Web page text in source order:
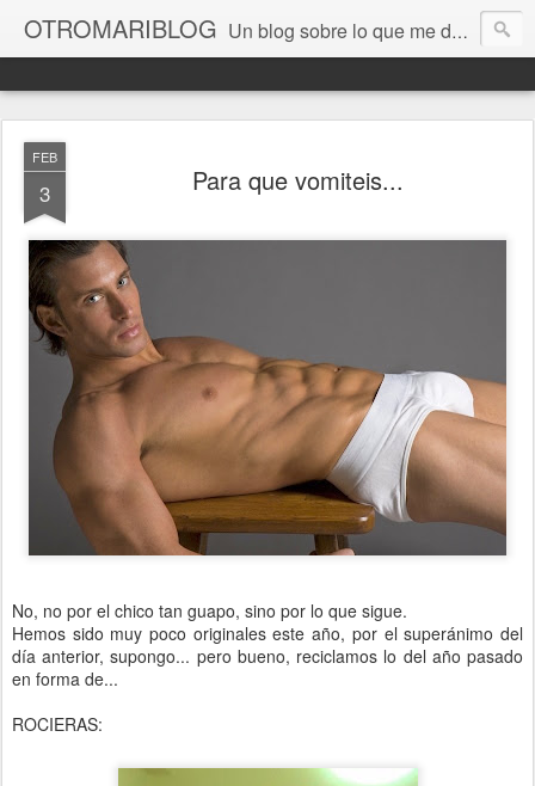
OTROMARIBLOG Un blog sobre lo que me da la gana, así en general, desde lo personal a cuestiones LGTB, vamos, mis mariconadas y esas cosas del Orgullo, la reivindicación y, en general, de reclamar las cosas que son justas y que cada cual haga lo que le venga en gana siempre que no moleste al vecino; cosas que ver, visitar... algún viaje... de todo un poco. Ah, y aquí a las chivatas no las queremos ver ni en pintura.
FEB
3 Para que vomiteis...
No, no por el chico tan guapo, sino por lo que sigue.
Hemos sido muy poco originales este año, por el superánimo del
día anterior, supongo... pero bueno, reciclamos lo del año pasado
en forma de...
ROCIERAS: